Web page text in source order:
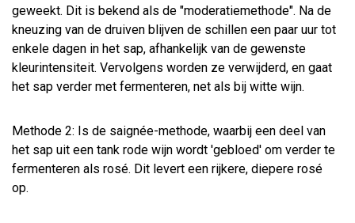
geweekt. Dit is bekend als de "moderatiemethode". Na de
kneuzing van de druiven blijven de schillen een paar uur tot
enkele dagen in het sap, afhankelijk van de gewenste
kleurintensiteit. Vervolgens worden ze verwijderd, en gaat
het sap verder met fermenteren, net als bij witte wijn.
Methode 2: Is de saignée-methode, waarbij een deel van
het sap uit een tank rode wijn wordt 'gebloed' om verder te
fermenteren als rosé. Dit levert een rijkere, diepere rosé
op.